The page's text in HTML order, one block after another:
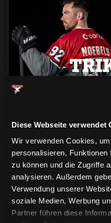
Diese Webseite verwendet
Wir verwenden Cookies,
personalisieren,
zu können und die Zugriffe
analysieren. Außerdem
Verwendung unserer
soziale Medien, Werbung
Partner führen diese